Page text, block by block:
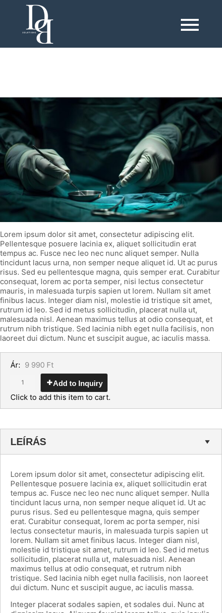
Lorem ipsum dolor sit amet, consectetur adipiscing elit.
Pellentesque posuere lacinia ex, aliquet sollicitudin erat
tempus ac. Fusce nec leo nec nunc aliquet semper. Nulla
tincidunt lacus urna, non semper neque aliquet id. Ut ac purus
risus. Sed eu pellentesque magna, quis semper erat. Curabitur
consequat, lorem ac porta semper, nisi lectus consectetur
mauris, in malesuada turpis sapien ut lorem. Nullam sit amet
finibus lacus. Integer diam nisl, molestie id tristique sit amet,
rutrum id leo. Sed id metus sollicitudin, placerat nulla ut,
malesuada nisl. Aenean maximus tellus at odio consequat, et
rutrum nibh tristique. Sed lacinia nibh eget nulla facilisis, non
laoreet dui dictum. Nunc et suscipit augue, ac iaculis massa.
Ár: 9 990 Ft
Add to Inquiry
Click to add this item to cart.
LEÍRÁS
Lorem ipsum dolor sit amet, consectetur adipiscing elit.
Pellentesque posuere lacinia ex, aliquet sollicitudin erat
tempus ac. Fusce nec leo nec nunc aliquet semper. Nulla
tincidunt lacus urna, non semper neque aliquet id. Ut ac
purus risus. Sed eu pellentesque magna, quis semper
erat. Curabitur consequat, lorem ac porta semper, nisi
lectus consectetur mauris, in malesuada turpis sapien ut
lorem. Nullam sit amet finibus lacus. Integer diam nisl,
molestie id tristique sit amet, rutrum id leo. Sed id metus
sollicitudin, placerat nulla ut, malesuada nisl. Aenean
maximus tellus at odio consequat, et rutrum nibh
tristique. Sed lacinia nibh eget nulla facilisis, non laoreet
dui dictum. Nunc et suscipit augue, ac iaculis massa.
Integer placerat sodales sapien, et sodales dui. Nunc at